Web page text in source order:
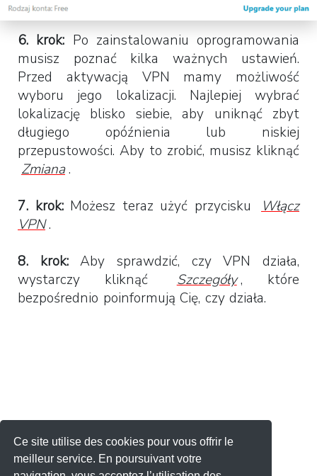
Ce site utilise des cookies pour vous offrir le
meilleur service. En poursuivant votre
6. krok: Po zainstalowaniu oprogramowania
musisz poznać kilka ważnych ustawień.
Przed aktywacją VPN mamy możliwość
wyboru jego lokalizacji. Najlepiej wybrać
lokalizację blisko siebie, aby uniknąć zbyt
długiego opóźnienia lub niskiej
przepustowości. Aby to zrobić, musisz kliknąć
Zmiana.
7. krok: Możesz teraz użyć przycisku
Włącz
VPN.
8. krok:Aby sprawdzić, czy VPN działa,
wystarczy kliknąć
Szczegóły , które
bezpośrednio poinformują Cię, czy działa.